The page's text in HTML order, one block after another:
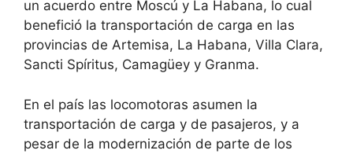
un acuerdo entre Moscú y La Habana, lo cual
benefició la transportación de carga en las
provincias de Artemisa, La Habana, Villa Clara,
Sancti Spíritus, Camagüey y Granma.
En el país las locomotoras asumen la
transportación de carga y de pasajeros, y a
pesar de la modernización de parte de los